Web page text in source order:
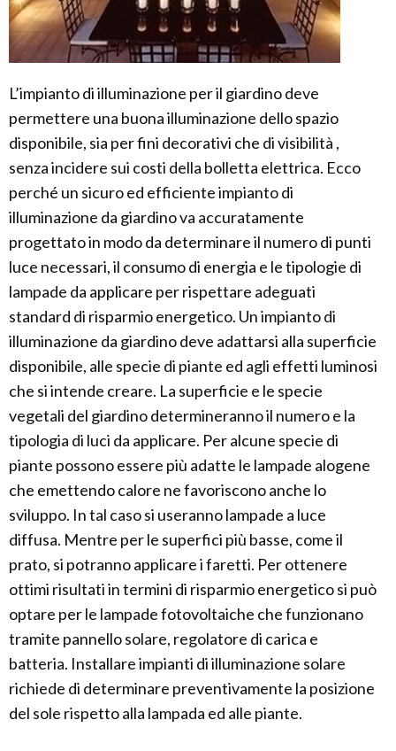
L’impianto di illuminazione per il giardino deve
permettere una buona illuminazione dello spazio
disponibile, sia per fini decorativi che di visibilità ,
senza incidere sui costi della bolletta elettrica. Ecco
perché un sicuro ed efficiente impianto di
illuminazione da giardino va accuratamente
progettato in modo da determinare il numero di punti
luce necessari, il consumo di energia e le tipologie di
lampade da applicare per rispettare adeguati
standard di risparmio energetico. Un impianto di
illuminazione da giardino deve adattarsi alla superficie
disponibile, alle specie di piante ed agli effetti luminosi
che si intende creare. La superficie e le specie
vegetali del giardino determineranno il numero e la
tipologia di luci da applicare. Per alcune specie di
piante possono essere più adatte le lampade alogene
che emettendo calore ne favoriscono anche lo
sviluppo. In tal caso si useranno lampade a luce
diffusa. Mentre per le superfici più basse, come il
prato, si potranno applicare i faretti. Per ottenere
ottimi risultati in termini di risparmio energetico si può
optare per le lampade fotovoltaiche che funzionano
tramite pannello solare, regolatore di carica e
batteria. Installare impianti di illuminazione solare
richiede di determinare preventivamente la posizione
del sole rispetto alla lampada ed alle piante.